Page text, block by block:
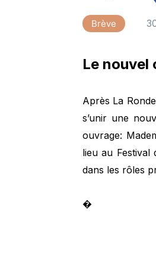
Brève
Le nouvel
Après La
s’unir une
ouvrage:
lieu au Festival
dans les rôles
�